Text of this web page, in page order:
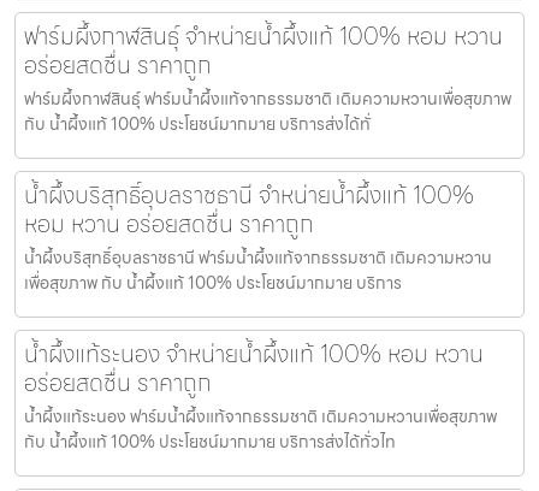
ฟาร์มผึ้งกาฬสินธุ์ จำหน่ายน้ำผึ้งแท้ 100% หอม หวาน
อร่อยสดชื่น ราคาถูก
ฟาร์มผึ้งกาฬสินธุ์ ฟาร์มน้ำผึ้งแท้จากธรรมชาติ เติมความหวานเพื่อสุขภาพ
กับ น้ำผึ้งแท้ 100% ประโยชน์มากมาย บริการส่งได้ทั่
น้ำผึ้งบริสุทธิ์อุบลราชธานี จำหน่ายน้ำผึ้งแท้ 100%
หอม หวาน อร่อยสดชื่น ราคาถูก
น้ำผึ้งบริสุทธิ์อุบลราชธานี ฟาร์มน้ำผึ้งแท้จากธรรมชาติ เติมความหวาน
เพื่อสุขภาพ กับ น้ำผึ้งแท้ 100% ประโยชน์มากมาย บริการ
น้ำผึ้งแท้ระนอง จำหน่ายน้ำผึ้งแท้ 100% หอม หวาน
อร่อยสดชื่น ราคาถูก
น้ำผึ้งแท้ระนอง ฟาร์มน้ำผึ้งแท้จากธรรมชาติ เติมความหวานเพื่อสุขภาพ
กับ น้ำผึ้งแท้ 100% ประโยชน์มากมาย บริการส่งได้ทั่วไท